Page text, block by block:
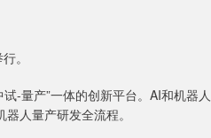
。
-量产”一体的创新平台。AI和机器人
人量产研发全流程。